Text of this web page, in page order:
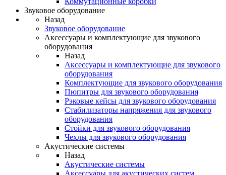
Звуковое оборудование
Назад
Звуковое оборудование
Аксессуары и комплектующие для звукового
оборудования
Назад
Аксессуары и комплектующие для звукового
оборудования
Комплектующие для звукового оборудования
Пюпитры для звукового оборудования
Рэковые кейсы для звукового оборудования
Стабилизаторы напряжения для звукового
оборудования
Стойки для звукового оборудования
Чехлы для звукового оборудования
Акустические системы
Назад
Акустические системы
Аксессуары для акустических систем